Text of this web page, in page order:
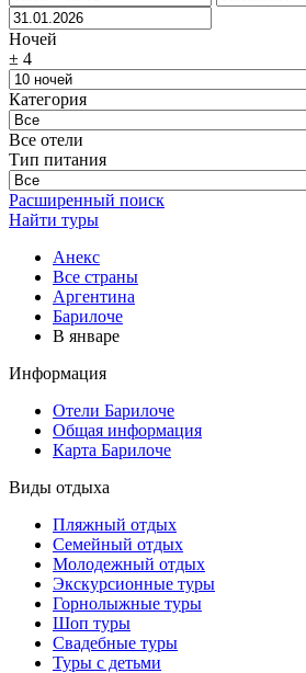
Ночей
± 4
Категория
Все отели
Тип питания
Расширенный поиск
Найти туры
Анекс
Все страны
Аргентина
Барилоче
В январе
Информация
Отели Барилоче
Общая информация
Карта Барилоче
Виды отдыха
Пляжный отдых
Семейный отдых
Молодежный отдых
Экскурсионные туры
Горнолыжные туры
Шоп туры
Свадебные туры
Туры с детьми